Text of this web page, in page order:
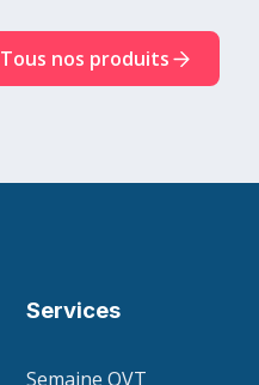
Tous nos produits
Services
Semaine QVT